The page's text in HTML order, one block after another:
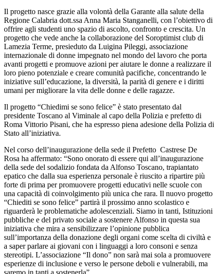
Il progetto nasce grazie alla volontà della Garante alla salute della
Regione Calabria dott.ssa Anna Maria Stanganelli, con l’obiettivo di
offrire agli studenti uno spazio di ascolto, confronto e crescita. Un
progetto che vede anche la collaborazione del Soroptimist club di
Lamezia Terme, presieduto da Luigina Pileggi, associazione
internazionale di donne impegnato nel mondo del lavoro che porta
avanti progetti e promuove azioni per aiutare le donne a realizzare il
loro pieno potenziale e creare comunità pacifiche, concentrando le
iniziative sull’educazione, la diversità, la parità di genere e i diritti
umani per migliorare la vita delle donne e delle ragazze.
Il progetto “Chiedimi se sono felice” è stato presentato dal
presidente Toscano al Viminale al capo della Polizia e prefetto di
Roma Vittorio Pisani, che ha espresso piena adesione della Polizia di
Stato all’iniziativa.
Nel corso dell’inaugurazione della sede il Prefetto Castrese De
Rosa ha affermato: “Sono onorato di essere qui all’inaugurazione
della sede del sodalizio fondata da Alfonso Toscano, trapiantato
epatico che dalla sua esperienza personale è riuscito a ripartire più
forte di prima per promuovere progetti educativi nelle scuole con
una capacità di coinvolgimento più unica che rara. Il nuovo progetto
“Chiediti se sono felice” partirà il prossimo anno scolastico e
riguarderà le problematiche adolescenziali. Siamo in tanti, Istituzioni
pubbliche e del privato sociale a sostenere Alfonso in questa sua
iniziativa che mira a sensibilizzare l’opinione pubblica
sull’importanza della donazione degli organi come scelta di civiltà e
a saper parlare ai giovani con i linguaggi a loro consoni e senza
stereotipi. L’associazione “Il dono” non sarà mai sola a promuovere
esperienze di inclusione e verso le persone deboli e vulnerabili, ma